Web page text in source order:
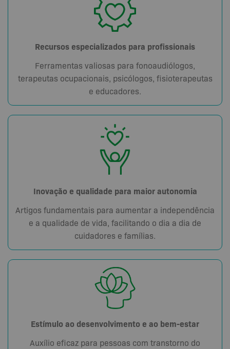
Recursos especializados para profissionais
Ferramentas valiosas para fonoaudiólogos,
terapeutas ocupacionais, psicólogos, fisioterapeutas
e educadores.
Inovação e qualidade para maior autonomia
Artigos fundamentais para aumentar a independência
e a qualidade de vida, facilitando o dia a dia de
cuidadores e famílias.
Estímulo ao desenvolvimento e ao bem-estar
Auxílio eficaz para pessoas com transtorno do